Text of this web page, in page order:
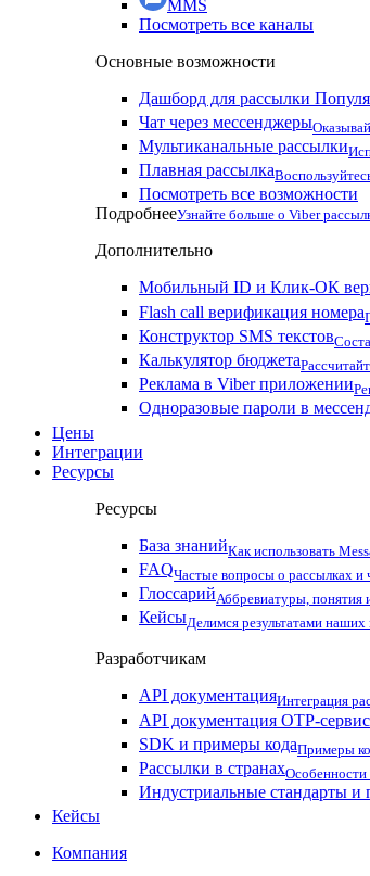
MMS
Посмотреть все каналы
Основные возможности
Дашборд для рассылки
Чат через мессенджеры
Мультиканальные рассылки
Плавная рассылка
Посмотреть все возможности
ПодробнееУзнайте больше о Viber
Дополнительно
Мобильный ID и Клик-ОК
Flash call верификация номера
Конструктор SMS текстов
Калькулятор бюджета
Реклама в Viber приложении
Одноразовые пароли в
Цены
Интеграции
Ресурсы
Ресурсы
База знанийКак использовать
FAQЧастые вопросы о рассылках и
ГлоссарийАббревиатуры, понятия
КейсыДелимся результатами наших
Разработчикам
API документацияИнтеграция
API документация OTP-
SDK и примеры кодаПримеры
Рассылки в странахОсобенности
Индустриальные стандарты и
Кейсы
Компания